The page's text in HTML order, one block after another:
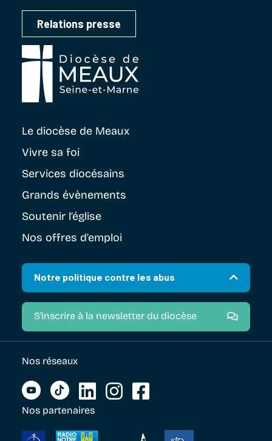
Relations presse
Le diocèse de Meaux
Vivre sa foi
Services diocésains
Grands évènements
Soutenir l’église
Nos offres d’emploi
Notre politique contre les abus
S'inscrire à la newsletter du diocèse
Nos réseaux
Nos partenaires